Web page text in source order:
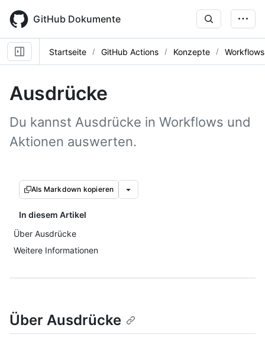
main
content
GitHub Dokumente
Startseite GitHub Actions Konzepte
Ausdrücke
Du kannst Ausdrücke in Workflows und
Aktionen auswerten.
Als Markdown kopieren
In diesem Artikel
Über Ausdrücke
Weitere Informationen
Über Ausdrücke